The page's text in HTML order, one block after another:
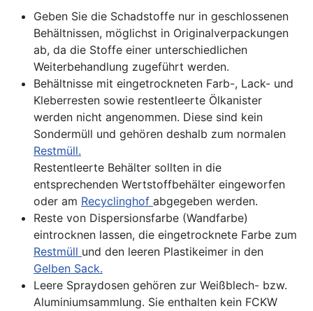
Geben Sie die Schadstoffe nur in geschlossenen
Behältnissen, möglichst in Originalverpackungen
ab, da die Stoffe einer unterschiedlichen
Weiterbehandlung zugeführt werden.
Behältnisse mit eingetrockneten Farb-, Lack- und
Kleberresten sowie restentleerte Ölkanister
werden nicht angenommen. Diese sind kein
Sondermüll und gehören deshalb zum normalen
Restmüll.
Restentleerte Behälter sollten in die
entsprechenden Wertstoffbehälter eingeworfen
oder am Recyclinghof abgegeben werden.
Reste von Dispersionsfarbe (Wandfarbe)
eintrocknen lassen, die eingetrocknete Farbe zum
Restmüll und den leeren Plastikeimer in den
Gelben Sack.
Leere Spraydosen gehören zur Weißblech- bzw.
Aluminiumsammlung. Sie enthalten kein FCKW